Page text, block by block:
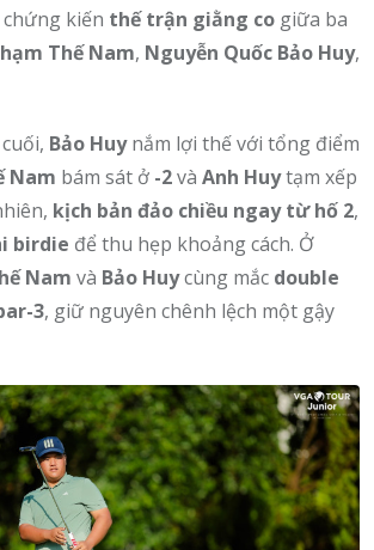
kiến thế trận giằng co giữa ba
Thế Nam, Nguyễn Quốc Bảo Huy,
Bảo Huynắm lợi thế với tổng điểm
Nam bám sát ở -2và Anh Huytạm xếp
kịch bản đảo chiều ngay từ hố 2,
birdie để thu hẹp khoảng cách. Ở
Nam và Bảo Huycùng mắc double
3, giữ nguyên chênh lệch một gậy